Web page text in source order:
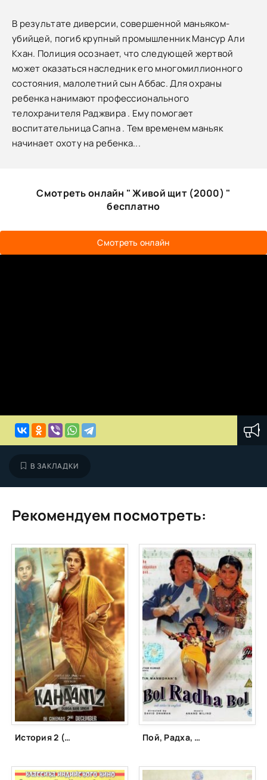
В результате диверсии, совершенной маньяком-
убийцей, погиб крупный промышленник Мансур Али
Кхан. Полиция осознает, что следующей жертвой
может оказаться наследник его многомиллионного
состояния, малолетний сын Аббас. Для охраны
ребенка нанимают профессионального
телохранителя Раджвира . Ему помогает
воспитательница Сапна . Тем временем маньяк
начинает охоту на ребенка...
Смотреть онлайн " Живой щит (2000) "
бесплатно
Смотреть онлайн
В ЗАКЛАДКИ
Рекомендуем посмотреть:
История 2 (2016) Пой, Радха, пой (1992)